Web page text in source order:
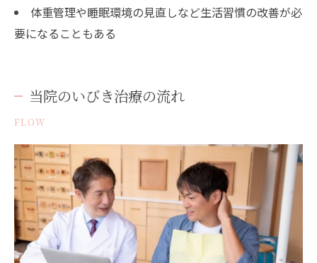
体重管理や睡眠環境の見直しなど生活習慣の改善が必
要になることもある
当院のいびき治療の流れ
FLOW